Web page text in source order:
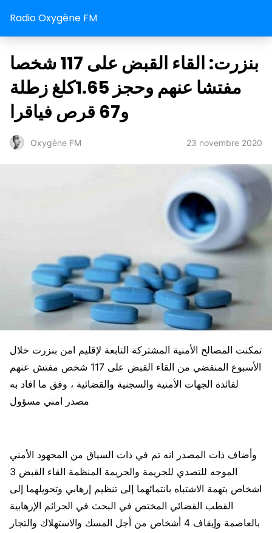
Radio Oxygène FM
بنزرت: القاء القبض على 117 شخصا
مفتشا عنهم وحجز 1.65كلغ زطلة
و67 قرص فياقرا
Oxygène FM 23 novembre 2020
تمكنت المصالح الأمنية المشتركة التابعة لإقليم امن بنزرت خلال
الأسبوع المنقضي من القاء القبض على 117 شخص مفتش عنهم
لفائدة الجهات الأمنية والسجنية والقضائية ، وفق ما افاد به
مصدر امني مسؤول
وأضاف ذات المصدر انه تم في ذات السياق من المجهود الأمني
الموجه للتصدي للجريمة والجريمة المنظمة القاء القبض 3
اشخاص بتهمة الاشتباه بانتمائهما إلى تنظيم إرهابي وتحويلهما إلى
القطب القضائي المختص في البحث في الجرائم الإرهابية
بالعاصمة وإيقاف 4 أشخاص من أجل المسك والاستهلاك والتجار